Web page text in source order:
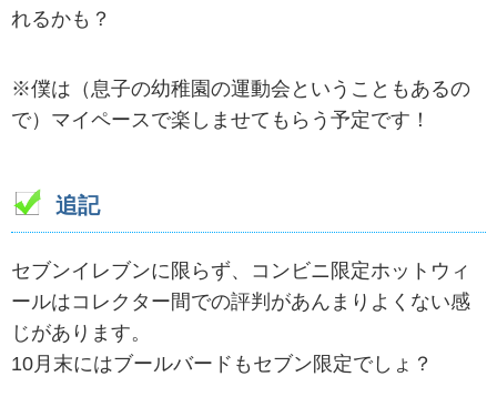
れるかも？
※僕は（息子の幼稚園の運動会ということもあるの
で）マイペースで楽しませてもらう予定です！
追記
セブンイレブンに限らず、コンビニ限定ホットウィ
ールはコレクター間での評判があんまりよくない感
じがあります。
10月末にはブールバードもセブン限定でしょ？